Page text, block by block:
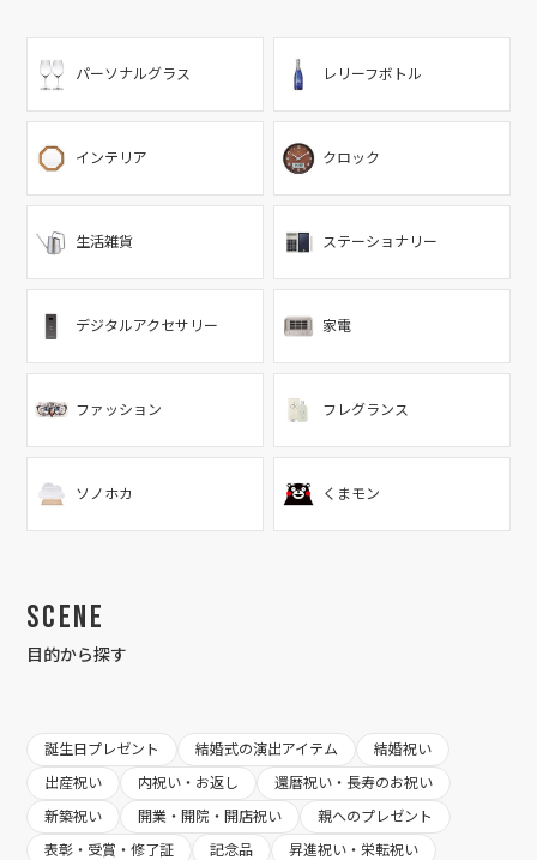
パーソナルグラス レリーフボトル
インテリア クロック
生活雑貨 ステーショナリー
デジタルアクセサリー 家電
ファッション フレグランス
ソノホカ くまモン
Scene
目的から探す
誕生日プレゼント 結婚式の演出アイテム
結婚祝い
出産祝い
内祝い・お返し
還暦祝い・長寿のお祝い
新築祝い
開業・開院・開店祝い
親へのプレゼント
表彰・受賞・修了証
記念品
昇進祝い・栄転祝い